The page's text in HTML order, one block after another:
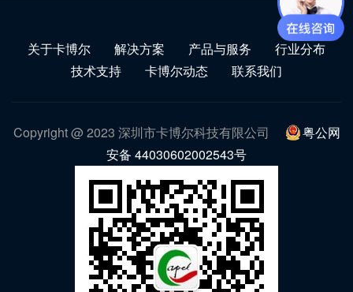
关于卡博尔 解决方案 产品与服务
行业分布
技术支持
卡博尔动态 联系我们
Copyright @ 2023 深圳市卡博尔科技有限公司
粤公网
安备 44030602002543号